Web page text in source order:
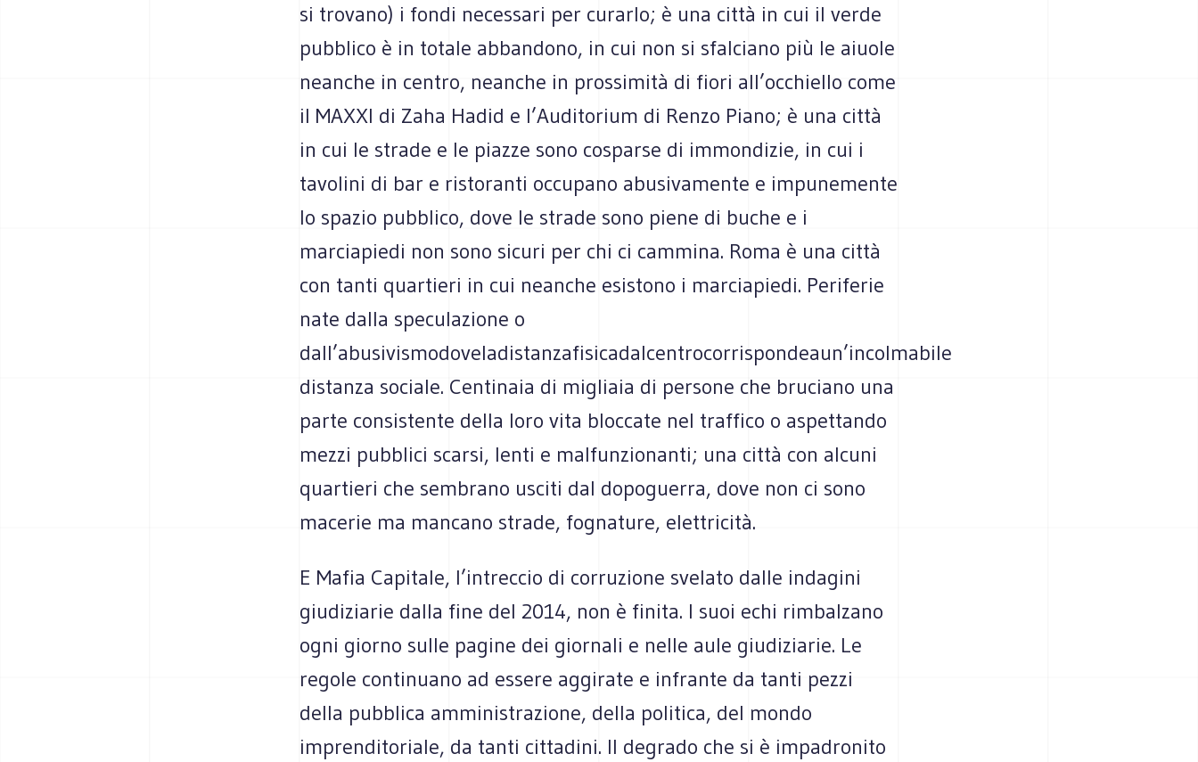
si trovano) i fondi necessari per curarlo; è una città in cui il verde
pubblico è in totale abbandono, in cui non si sfalciano più le aiuole
neanche in centro, neanche in prossimità di fiori all’occhiello come
il MAXXI di Zaha Hadid e l’Auditorium di Renzo Piano; è una città
in cui le strade e le piazze sono cosparse di immondizie, in cui i
tavolini di bar e ristoranti occupano abusivamente e impunemente
lo spazio pubblico, dove le strade sono piene di buche e i
marciapiedi non sono sicuri per chi ci cammina. Roma è una città
con tanti quartieri in cui neanche esistono i marciapiedi. Periferie
nate dalla speculazione o
dall’abusivismodoveladistanzafisicadalcentrocorrispondeaun’incolmabile
distanza sociale. Centinaia di migliaia di persone che bruciano una
parte consistente della loro vita bloccate nel traffico o aspettando
mezzi pubblici scarsi, lenti e malfunzionanti; una città con alcuni
quartieri che sembrano usciti dal dopoguerra, dove non ci sono
macerie ma mancano strade, fognature, elettricità.
E Mafia Capitale, l’intreccio di corruzione svelato dalle indagini
giudiziarie dalla fine del 2014, non è finita. I suoi echi rimbalzano
ogni giorno sulle pagine dei giornali e nelle aule giudiziarie. Le
regole continuano ad essere aggirate e infrante da tanti pezzi
della pubblica amministrazione, della politica, del mondo
imprenditoriale, da tanti cittadini. Il degrado che si è impadronito